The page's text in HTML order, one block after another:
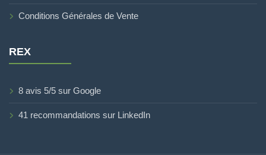
Conditions Générales de Vente
REX
8 avis 5/5 sur Google
41 recommandations sur LinkedIn